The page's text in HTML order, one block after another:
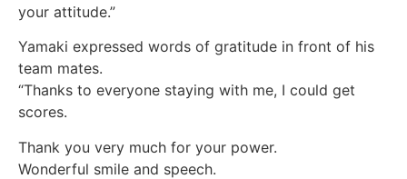
your attitude.”
Yamaki expressed words of gratitude in front of his
team mates.
“Thanks to everyone staying with me, I could get
scores.
Thank you very much for your power.
Wonderful smile and speech.